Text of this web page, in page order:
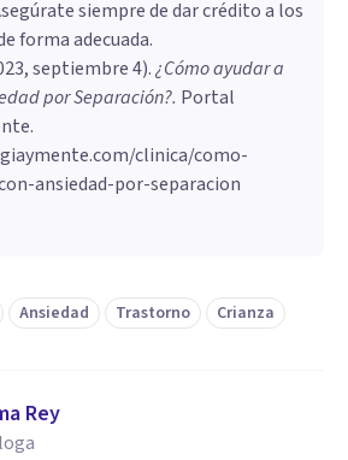
siempre de dar crédito a los
forma adecuada.
septiembre 4).¿Cómo ayudar a
por Separación?. Portal
clinica/como-
ansiedad-por-separacion
Ansiedad Trastorno Crianza
Rey